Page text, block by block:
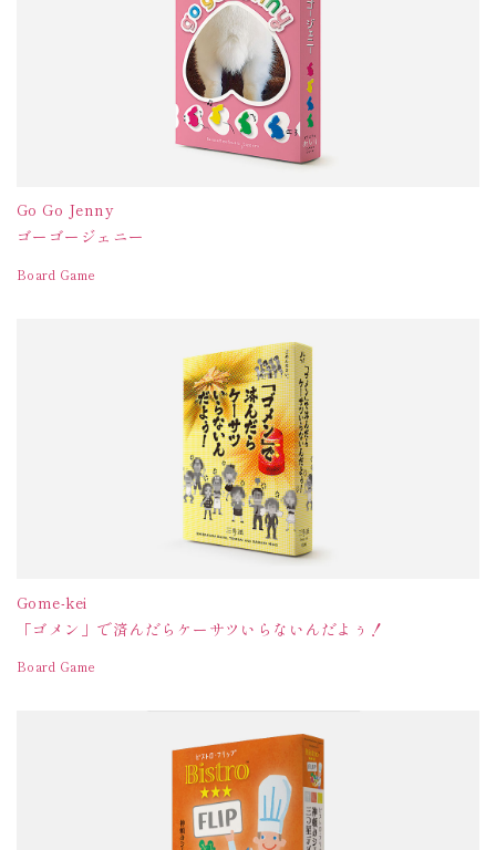
Go Go Jenny
ゴーゴージェニー
Board Game
Gome-kei
「ゴメン」で済んだらケーサツいらないんだよぅ！
Board Game